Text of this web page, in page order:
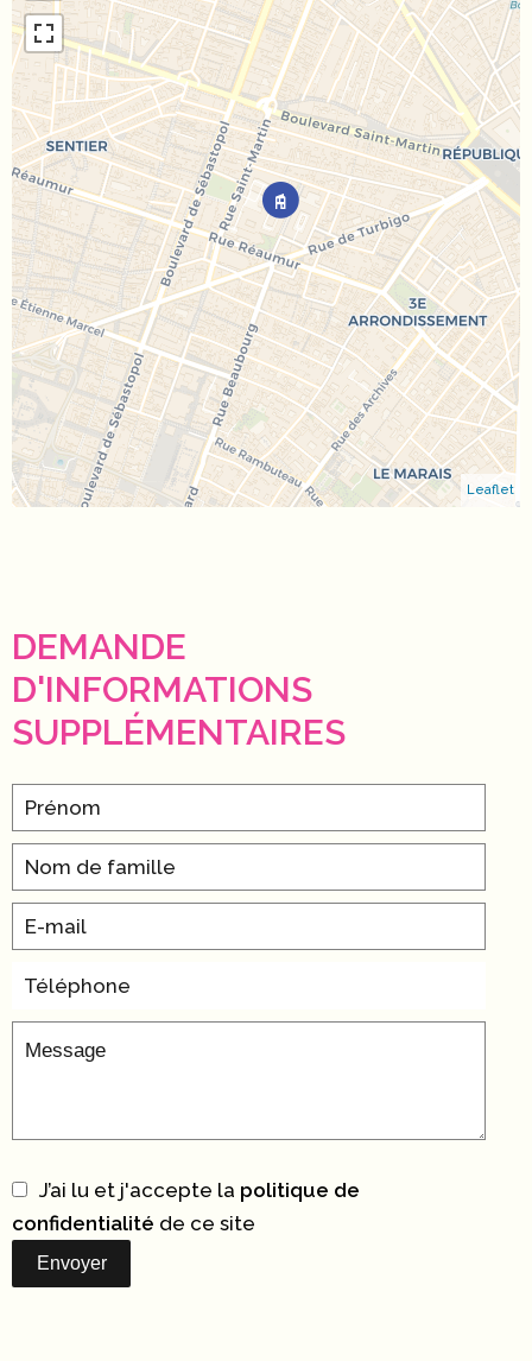
Leaflet
DEMANDE
D'INFORMATIONS
SUPPLÉMENTAIRES
J’ai lu et j'accepte la politique de
confidentialité de ce site
Envoyer